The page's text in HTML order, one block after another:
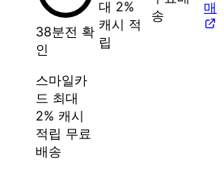
38분전 확
인
스마일카
드 최대
2% 캐시
적립 무료
배송
대 2%
캐시 적
립
송
매